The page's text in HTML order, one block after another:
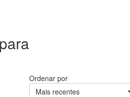
Ordenar por
Mais recentes